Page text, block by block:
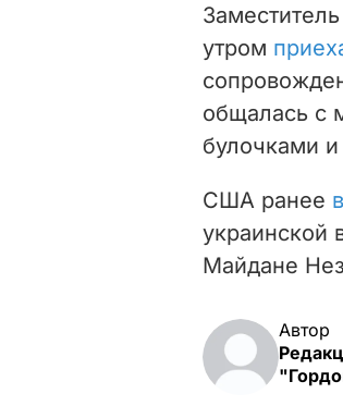
утром
общалась с
булочками
США ранее
украинской
Майдане
Автор